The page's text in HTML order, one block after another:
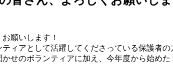
願いします！
ィアとして活躍してくださっている保護者の
せのボランティアに加え、今年度から始め